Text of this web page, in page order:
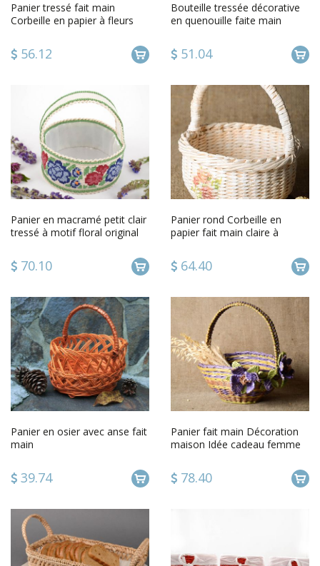
Panier tressé fait main
Corbeille en papier à fleurs
56.12
Bouteille tressée décorative
en quenouille faite main
51.04
Panier en macramé petit clair
tressé à motif floral original
70.10
Panier rond Corbeille en
papier fait main claire à
64.40
Panier en osier avec anse fait
main
39.74
Panier fait main Décoration
maison Idée cadeau femme
78.40